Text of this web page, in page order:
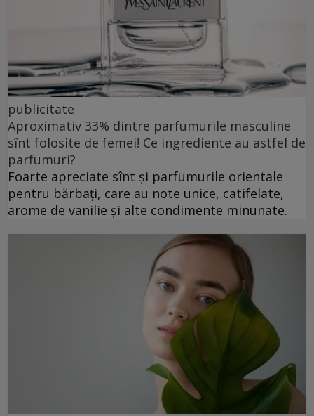
publicitate
Aproximativ 33% dintre parfumurile masculine
sînt folosite de femei! Ce ingrediente au astfel de
parfumuri?
Foarte apreciate sînt și parfumurile orientale
pentru bărbați, care au note unice, catifelate,
arome de vanilie și alte condimente minunate.